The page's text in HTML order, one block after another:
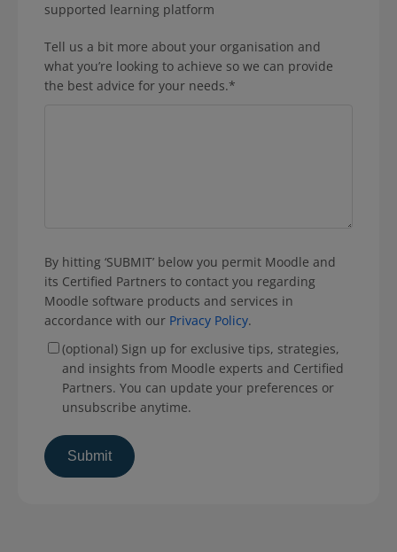
supported learning platform
Tell us a bit more about your organisation and
what you’re looking to achieve so we can provide
the best advice for your needs.*
By hitting ‘SUBMIT’ below you permit Moodle and
its Certified Partners to contact you regarding
Moodle software products and services in
accordance with our Privacy Policy.
(optional) Sign up for exclusive tips, strategies,
and insights from Moodle experts and Certified
Partners. You can update your preferences or
unsubscribe anytime.